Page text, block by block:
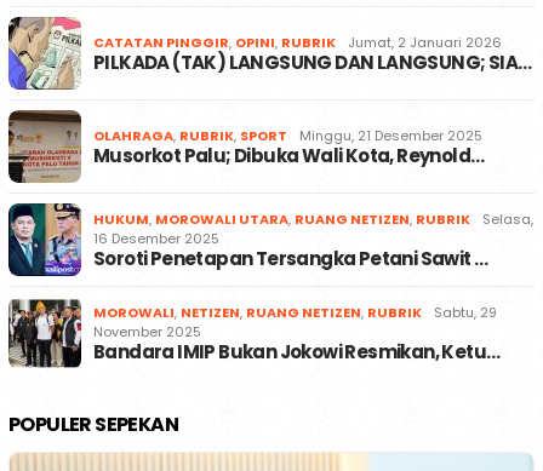
CATATAN PINGGIR, OPINI, RUBRIK Jumat, 2 Januari 2026
PILKADA (TAK) LANGSUNG DAN LANGSUNG; SIA…
OLAHRAGA, RUBRIK, SPORT Minggu, 21 Desember 2025
Musorkot Palu; Dibuka Wali Kota, Reynold…
HUKUM, MOROWALI UTARA, RUANG NETIZEN, RUBRIK
Selasa,
16 Desember 2025
Soroti Penetapan Tersangka Petani Sawit …
MOROWALI, NETIZEN, RUANG NETIZEN, RUBRIK
Sabtu, 29
November 2025
Bandara IMIP Bukan Jokowi Resmikan, Ketu…
POPULER SEPEKAN